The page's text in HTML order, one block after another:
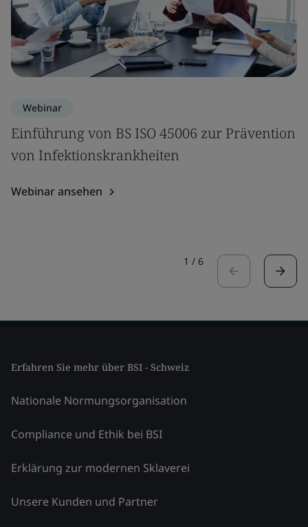
Webinar
Einführung von BS ISO 45006 zur Prävention
von Infektionskrankheiten
Webinar ansehen
1 / 6
Erfahren Sie mehr über BSI - Schweiz
Nationale Normungsorganisation
Compliance und Ethik bei BSI
Erklärung zur modernen Sklaverei
Unsere Kunden und Partner